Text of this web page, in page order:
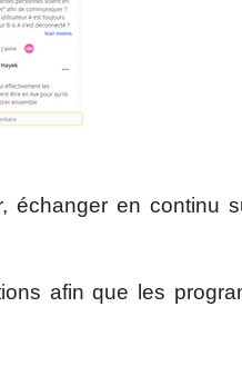
échanger en continu
afin que les